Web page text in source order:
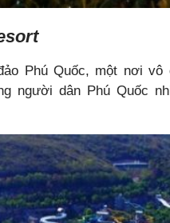
Phú Quốc, một nơi
người dân Phú Quốc